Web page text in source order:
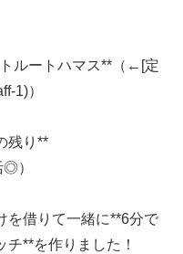
ルートハマス**（←[定
1)）
残り**
◎）
を借りて一緒に**6分で
**を作りました！